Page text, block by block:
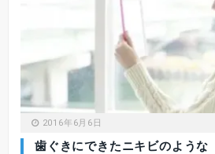
2016年6月6日
歯ぐきにできたニキビのような